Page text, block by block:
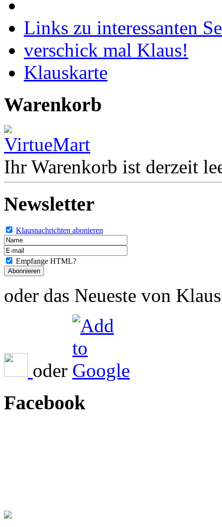
Links zu interessanten
verschick mal Klaus!
Klauskarte
Warenkorb
Ihr Warenkorb ist derzeit
Newsletter
Klausnachrichten abonieren
Empfange HTML?
oder das Neueste von
oder
Facebook